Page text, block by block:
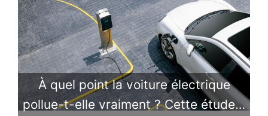
À quel point la voiture électrique
pollue-t-elle vraiment ? Cette étude…